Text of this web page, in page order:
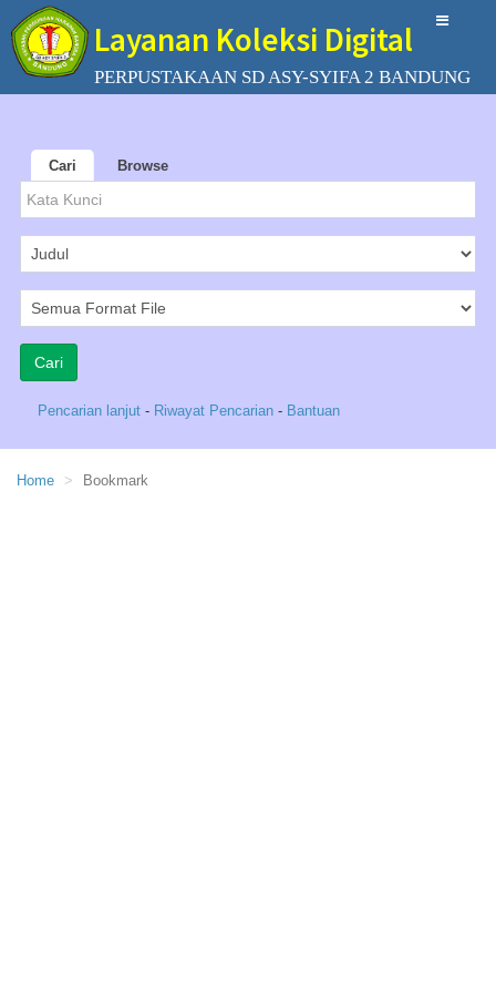
Layanan Koleksi Digital
PERPUSTAKAAN SD ASY-SYIFA 2 BANDUNG
Cari Browse
Pencarian lanjut - Riwayat Pencarian - Bantuan
Home Bookmark